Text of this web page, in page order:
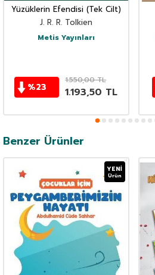
Yüzüklerin Efendisi (Tek Cilt)
J. R. R. Tolkien
Metis Yayınları
%23
1.550,00TL
1.193,50 TL
Benzer Ürünler
YENI
Ürün